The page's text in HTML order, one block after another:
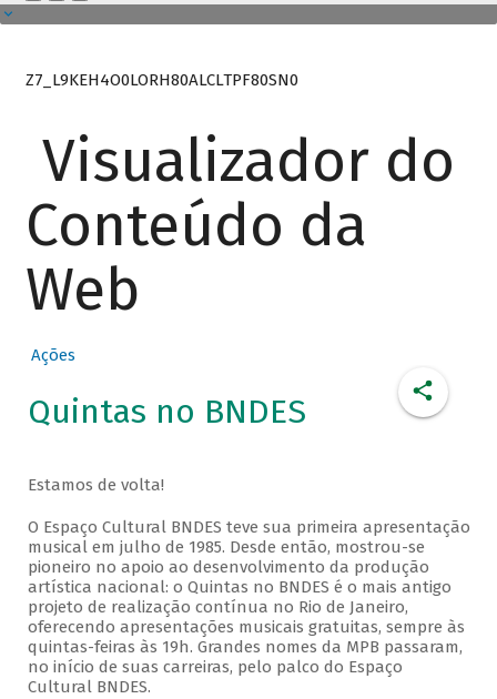
Z7_L9KEH4O0LORH80ALCLTPF80SN0
Visualizador do
Conteúdo da
Web
Ações
Quintas no BNDES
Estamos de volta!
O Espaço Cultural BNDES teve sua primeira apresentação
musical em julho de 1985. Desde então, mostrou-se
pioneiro no apoio ao desenvolvimento da produção
artística nacional: o Quintas no BNDES é o mais antigo
projeto de realização contínua no Rio de Janeiro,
oferecendo apresentações musicais gratuitas, sempre às
quintas-feiras às 19h. Grandes nomes da MPB passaram,
no início de suas carreiras, pelo palco do Espaço
Cultural BNDES.